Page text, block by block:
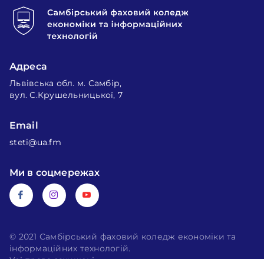
Адреса
Львівська обл. м. Самбір,
вул. С.Крушельницької, 7
Email
steti@ua.fm
Ми в соцмережах
© 2021 Самбірський фаховий коледж економіки та
інформаційних технологій.